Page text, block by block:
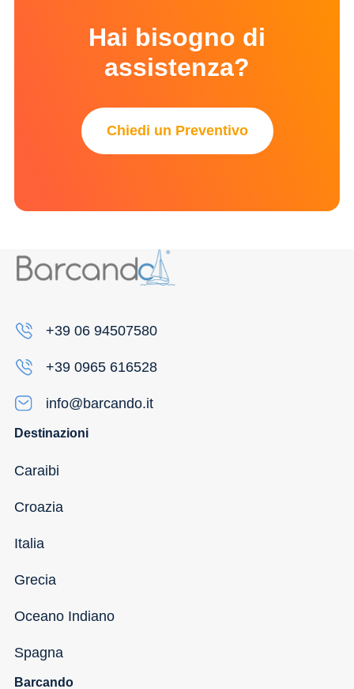
Hai bisogno di
assistenza?
Chiedi un Preventivo
+39 06 94507580
+39 0965 616528
info@barcando.it
Destinazioni
Caraibi
Croazia
Italia
Grecia
Oceano Indiano
Spagna
Barcando